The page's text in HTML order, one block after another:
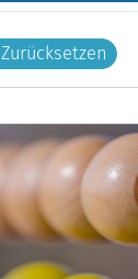
Zurücksetzen